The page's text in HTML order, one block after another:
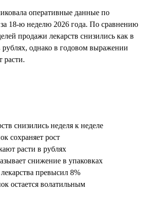
оперативные данные по
18-ю неделю 2026 года. По сравнению
продажи лекарств снизились как в
рублях, однако в годовом выражении
расти.
снизились неделя к неделе
сохраняет рост
расти в рублях
снижение в упаковках
превысил 8%
остается волатильным